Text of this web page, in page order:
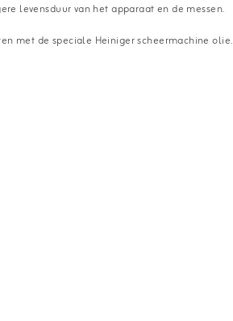
levensduur van het apparaat en de messen.
met de speciale Heiniger scheermachine olie.